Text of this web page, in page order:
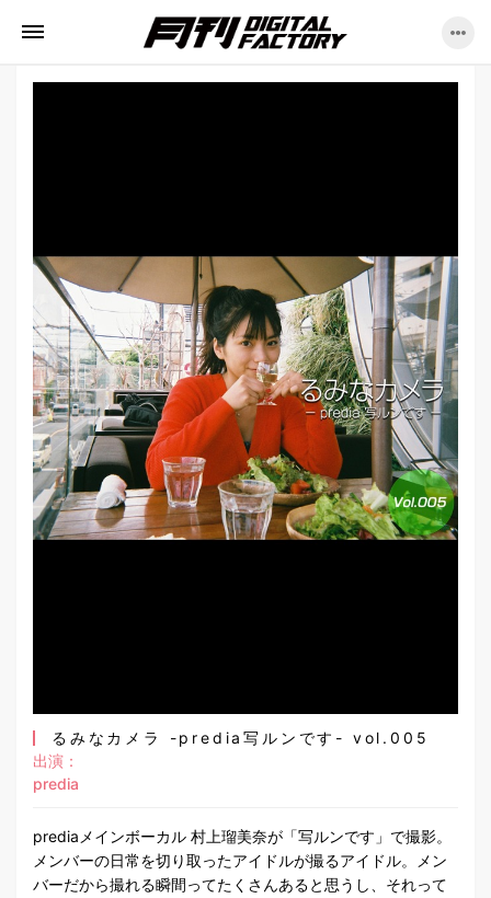
るみなカメラ -predia写ルンです- vol.005
出演：
predia
prediaメインボーカル 村上瑠美奈が「写ルンです」で撮影。
メンバーの日常を切り取ったアイドルが撮るアイドル。メン
バーだから撮れる瞬間ってたくさんあると思うし、それって